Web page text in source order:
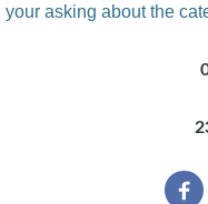
your asking about the